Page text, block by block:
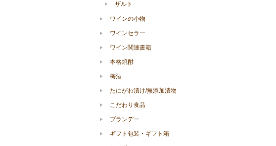
ザルト
ワインの小物
ワインセラー
ワイン関連書籍
本格焼酎
梅酒
たにがわ漬け/無添加漬物
こだわり食品
ブランデー
ギフト包装・ギフト箱